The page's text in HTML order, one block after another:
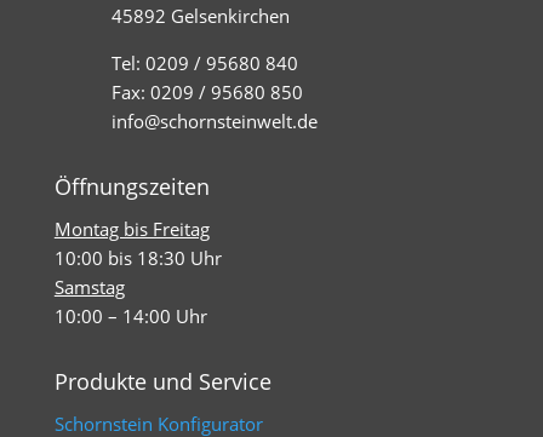
45892 Gelsenkirchen
Tel: 0209 / 95680 840
Fax: 0209 / 95680 850
info@schornsteinwelt.de
Öffnungszeiten
Montag bis Freitag
10:00 bis 18:30 Uhr
Samstag
10:00 – 14:00 Uhr
Produkte und Service
Schornstein Konfigurator